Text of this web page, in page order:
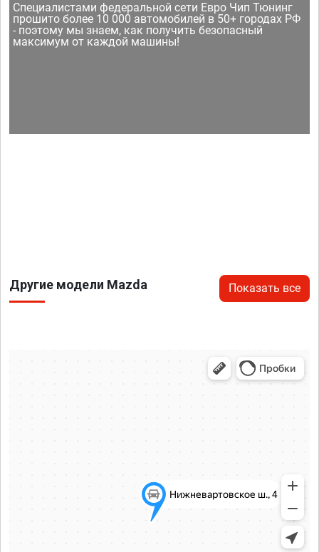
Специалистами федеральной сети Евро Чип Тюнинг
прошито более 10 000 автомобилей в 50+ городах РФ
- поэтому мы знаем, как получить безопасный
максимум от каждой машины!
Другие модели Mazda Показать все